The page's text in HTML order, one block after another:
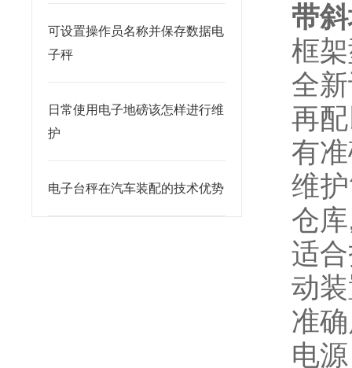
可设置操作员名称并保存数据电
子秤
日常使用电子地磅该怎样进行维
护
电子台秤在汽车装配的技术优势
带
框
全
再
有
维
仓
适
动
准
电